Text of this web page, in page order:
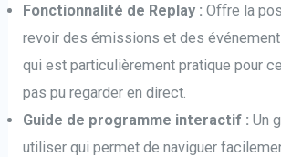
Fonctionnalité de Replay : Offre la
revoir des émissions et des
qui est particulièrement pratique pour
pas pu regarder en direct.
Guide de programme interactif : Un
utiliser qui permet de naviguer